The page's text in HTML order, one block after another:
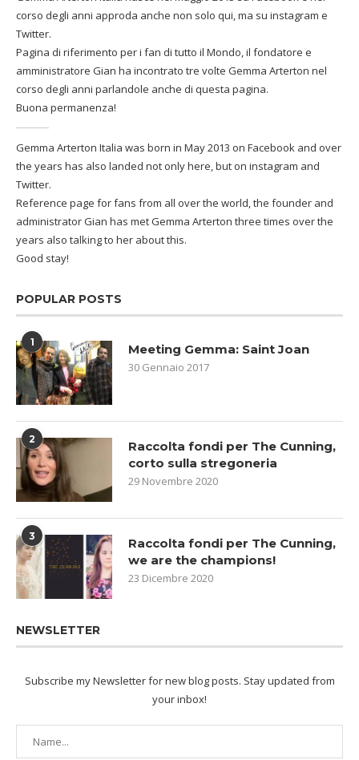
corso degli anni approda anche non solo qui, ma su instagram e
Twitter.
Pagina di riferimento per i fan di tutto il Mondo, il fondatore e
amministratore Gian ha incontrato tre volte Gemma Arterton nel
corso degli anni parlandole anche di questa pagina.
Buona permanenza!
Gemma Arterton Italia was born in May 2013 on Facebook and over
the years has also landed not only here, but on instagram and
Twitter.
Reference page for fans from all over the world, the founder and
administrator Gian has met Gemma Arterton three times over the
years also talking to her about this.
Good stay!
POPULAR POSTS
1 Meeting Gemma: Saint Joan
30 Gennaio 2017
2
Raccolta fondi per The Cunning,
corto sulla stregoneria
29 Novembre 2020
3
Raccolta fondi per The Cunning,
we are the champions!
23 Dicembre 2020
NEWSLETTER
Subscribe my Newsletter for new blog posts. Stay updated from
your inbox!